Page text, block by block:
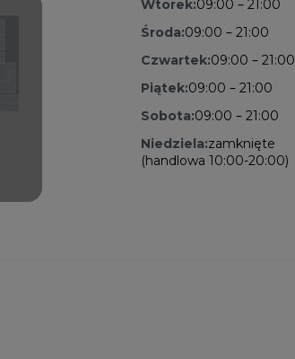
Wtorek:09:00 – 21:00
Środa:09:00 – 21:00
Czwartek:09:00 – 21:00
Piątek:09:00 – 21:00
Sobota:09:00 – 21:00
Niedziela:zamknięte
(handlowa 10:00-20:00)